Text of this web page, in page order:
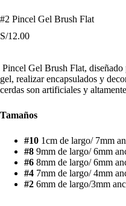
#2 Pincel Gel Brush Flat
S/12.00
Pincel Gel Brush Flat, diseñado
gel, realizar encapsulados y
cerdas son artificiales y
Tamaños
#10 1cm de largo/ 7mm
#8 9mm de largo/ 6mm
#6 8mm de largo/ 6mm
#4 7mm de largo/ 4mm
#2 6mm de largo/3mm